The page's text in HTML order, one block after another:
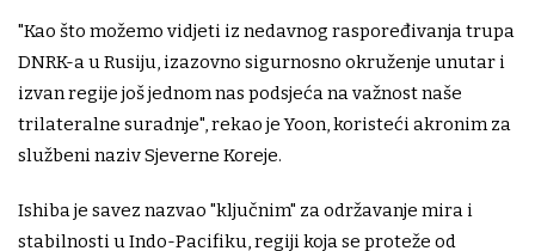
"Kao što možemo vidjeti iz nedavnog raspoređivanja trupa
DNRK-a u Rusiju, izazovno sigurnosno okruženje unutar i
izvan regije još jednom nas podsjeća na važnost naše
trilateralne suradnje", rekao je Yoon, koristeći akronim za
službeni naziv Sjeverne Koreje.
Ishiba je savez nazvao "ključnim" za održavanje mira i
stabilnosti u Indo-Pacifiku, regiji koja se proteže od